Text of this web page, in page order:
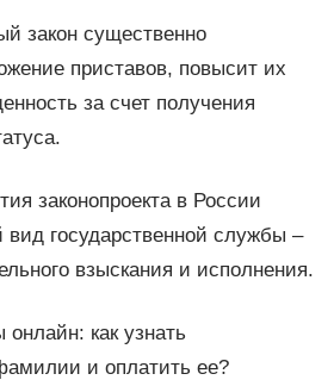
закон существенно
приставов, повысит их
за счет получения
законопроекта в России
вид государственной службы –
взыскания и исполнения.
как узнать
и оплатить ее?